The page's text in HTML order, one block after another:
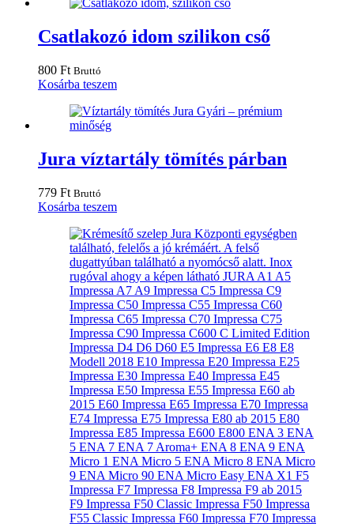
20000 Ft
terméknek
variációja
van.
termékoldalon
választhatók
Csatlakozó idom szilikon cső
800 Ft Bruttó
Kosárba teszem
Jura víztartály tömítés párban
779 Ft Bruttó
Kosárba teszem